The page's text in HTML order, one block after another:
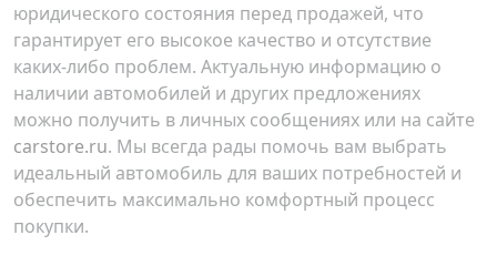
юридического состояния перед продажей, что
гарантирует его высокое качество и отсутствие
каких-либо проблем. Актуальную информацию о
наличии автомобилей и других предложениях
можно получить в личных сообщениях или на сайте
carstore.ru. Мы всегда рады помочь вам выбрать
идеальный автомобиль для ваших потребностей и
обеспечить максимально комфортный процесс
покупки.